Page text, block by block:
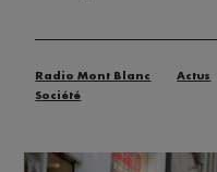
Radio Mont Blanc
Actus
Société